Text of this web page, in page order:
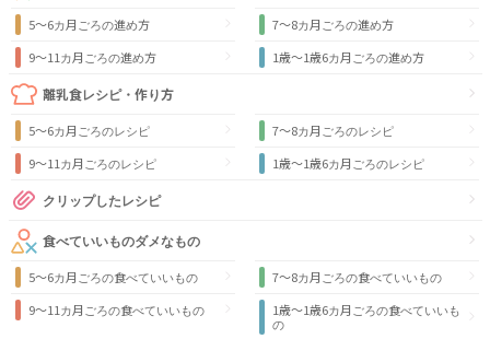
5～6カ月ごろの進め方
7～8カ月ごろの進め方
9〜11カ月ごろの進め方
1歳〜1歳6カ月ごろの進め方
離乳食レシピ・作り方
5～6カ月ごろのレシピ
7～8カ月ごろのレシピ
9〜11カ月ごろのレシピ
1歳〜1歳6カ月ごろのレシピ
クリップしたレシピ
食べていいものダメなもの
5～6カ月ごろの食べていいもの
7～8カ月ごろの食べていいもの
9〜11カ月ごろの食べていいもの
1歳〜1歳6カ月ごろの食べていいも
の